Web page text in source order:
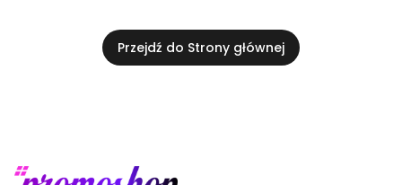
Przejdź do Strony głównej